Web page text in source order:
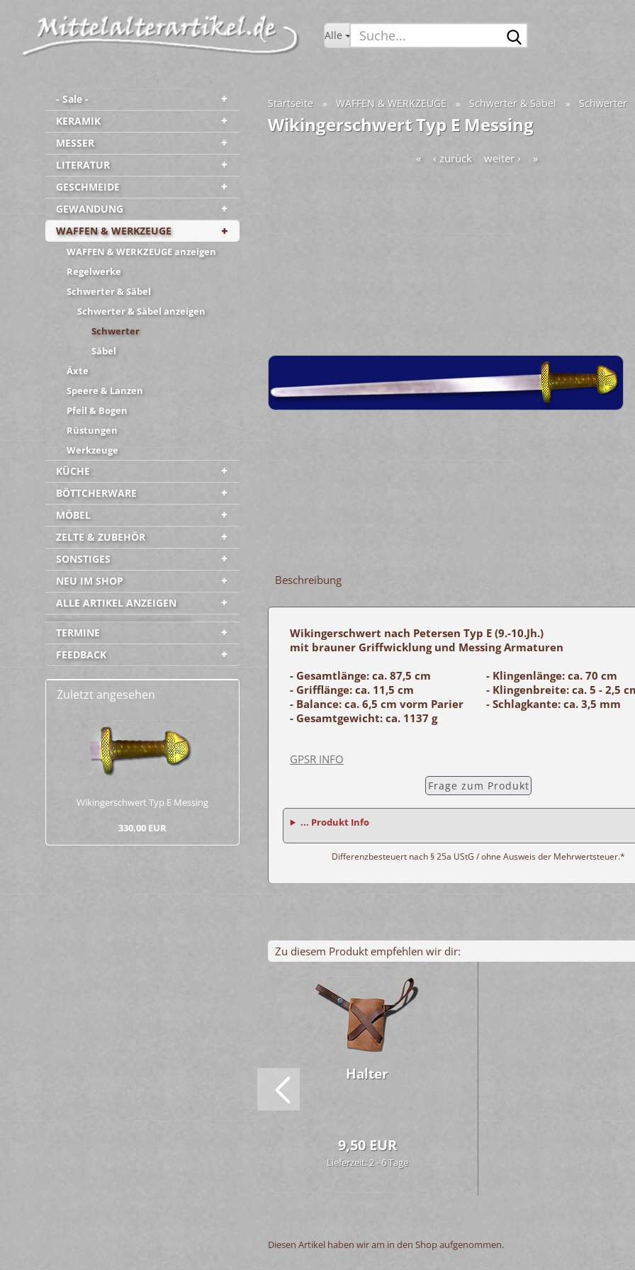
Alle
Startseite » WAFFEN & WERKZEUGE » Schwerter & Säbel » Schwerter
Wikingerschwert Typ E Messing
« ‹ zurück weiter › »
Beschreibung
Wikingerschwert nach Petersen Typ E (9.-10.Jh.)
mit brauner Griffwicklung und Messing Armaturen
- Gesamtlänge: ca. 87,5 cm
- Grifflänge: ca. 11,5 cm
- Balance: ca. 6,5 cm vorm Parier
- Gesamtgewicht: ca. 1137 g
- Klingenlänge: ca. 70 cm
- Klingenbreite: ca. 5 - 2,5
- Schlagkante: ca. 3,5 mm
GPSR INFO
Frage zum Produkt
... Produkt Info
Differenzbesteuert nach § 25a UStG / ohne Ausweis der Mehrwertsteuer.*
Zu diesem Produkt empfehlen wir dir:
Hal­ter
9,50 EUR
Lieferzeit: 2 - 6 Tage
Diesen Artikel haben wir am in den Shop aufgenommen.
- Sale -
KERAMIK
MESSER
LITERATUR
GESCHMEIDE
GEWANDUNG
WAFFEN & WERKZEUGE
WAFFEN & WERKZEUGE anzeigen
Regelwerke
Schwerter & Säbel
Schwerter & Säbel anzeigen
Schwerter
Säbel
Äxte
Speere & Lanzen
Pfeil & Bogen
Rüstungen
Werkzeuge
KÜCHE
BÖTTCHERWARE
MÖBEL
ZELTE & ZUBEHÖR
SONSTIGES
NEU IM SHOP
ALLE ARTIKEL ANZEIGEN
-----------------------------------------
TERMINE
FEEDBACK
Zuletzt angesehen
Wi­kin­ger­schwert Typ E Mes­sing
330,00 EUR